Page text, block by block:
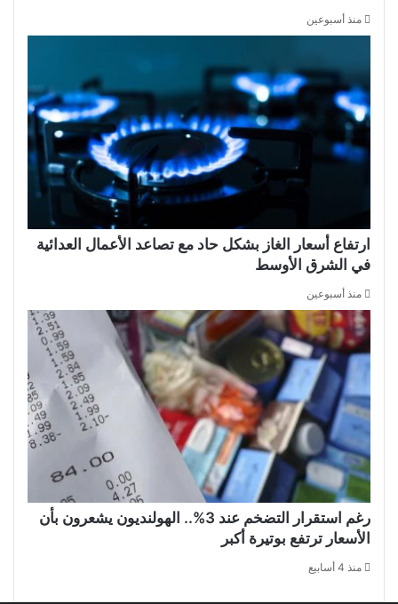
منذ أسبوعين
ارتفاع أسعار الغاز بشكل حاد مع تصاعد الأعمال العدائية
في الشرق الأوسط
منذ أسبوعين
رغم استقرار التضخم عند 3%.. الهولنديون يشعرون بأن
الأسعار ترتفع بوتيرة أكبر
منذ 4 أسابيع